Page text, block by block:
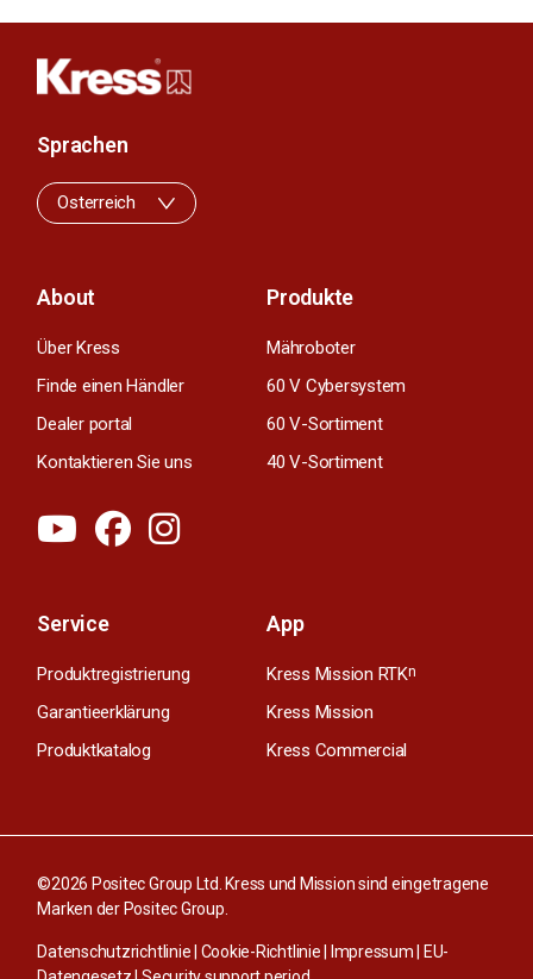
About
Über Kress
Finde einen Händler
Dealer portal
Kontaktieren Sie uns
Produkte
Mähroboter
60 V Cybersystem
60 V-Sortiment
40 V-Sortiment
Service
Produktregistrierung
Garantieerklärung
Produktkatalog
App
Kress Mission RTKn
Kress Mission
Kress Commercial
Sprachen
Osterreich
©2026 Positec Group Ltd. Kress und Mission sind eingetragene
Marken der Positec Group.
Datenschutzrichtlinie| Cookie-Richtlinie| Impressum| EU-